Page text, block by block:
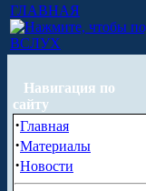
ГЛАВНАЯ
ВСЛУХ
Навигация по
сайту
·Главная
·Материалы
·Новости